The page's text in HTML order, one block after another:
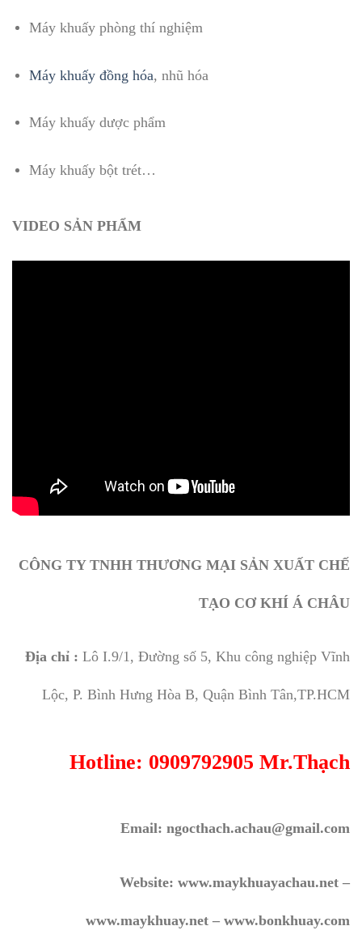
Máy khuấy phòng thí nghiệm
Máy khuấy đồng hóa, nhũ hóa
Máy khuấy dược phẩm
Máy khuấy bột trét…
VIDEO SẢN PHẨM
CÔNG TY TNHH THƯƠNG MẠI SẢN XUẤT CHẾ
TẠO CƠ KHÍ Á CHÂU
Địa chỉ : Lô I.9/1, Đường số 5, Khu công nghiệp Vĩnh
Lộc, P. Bình Hưng Hòa B, Quận Bình Tân,TP.HCM
Hotline: 0909792905 Mr.Thạch
Email: ngocthach.achau@gmail.com
Website: www.maykhuayachau.net –
www.maykhuay.net – www.bonkhuay.com